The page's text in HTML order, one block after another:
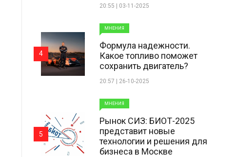
20:55 | 03-11-2025
МНЕНИЯ
Формула надежности.
Какое топливо поможет
сохранить двигатель?
20:57 | 26-10-2025
4
МНЕНИЯ
Рынок СИЗ: БИОТ-2025
представит новые
технологии и решения для
бизнеса в Москве
5